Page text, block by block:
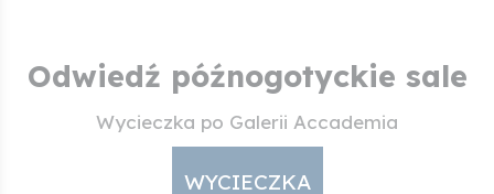
Odwiedź późnogotyckie sale
Wycieczka po Galerii Accademia
WYCIECZKA